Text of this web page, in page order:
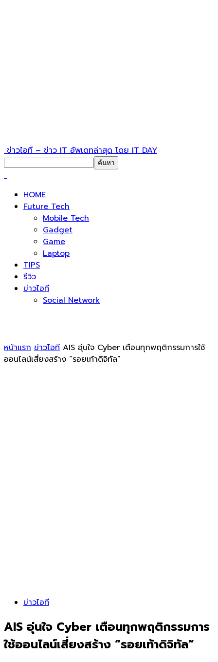
ข่าวไอที – ข่าว IT อัพเดทล่าสุด โดย IT DAY
HOME
Future Tech
Mobile Tech
Gadget
Game
Laptop
TIPS
รีวิว
ข่าวไอที
Social Network
หน้าแรก ข่าวไอที AIS อุ่นใจ Cyber เตือนทุกพฤติกรรมการใช้
ออนไลน์เสี่ยงสร้าง “รอยเท้าดิจิทัล”
ข่าวไอที
AIS อุ่นใจ Cyber เตือนทุกพฤติกรรมการ
ใช้ออนไลน์เสี่ยงสร้าง “รอยเท้าดิจิทัล”